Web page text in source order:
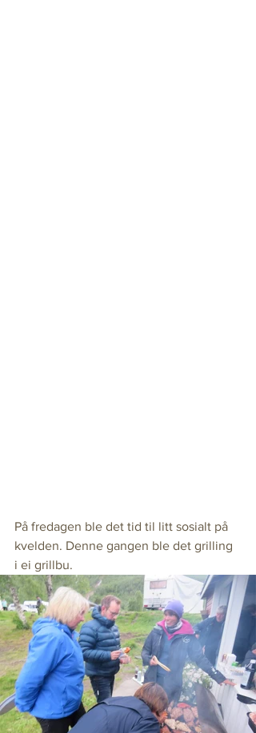
På fredagen ble det tid til litt sosialt på
kvelden. Denne gangen ble det grilling
i ei grillbu.